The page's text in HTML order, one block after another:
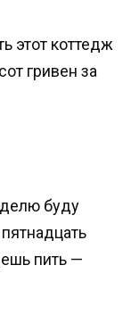
этот коттедж
гривен за
буду
пить —